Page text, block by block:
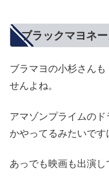
ブラックマヨネ
ブラマヨの小杉さん
せんよね。
アマゾンプライムの
かやってるみたいです
あっでも映画も出演し